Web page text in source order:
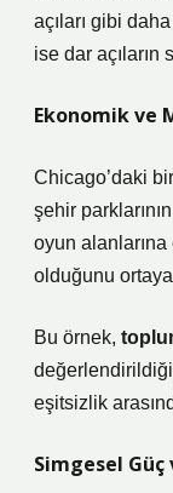
açıları gibi
ise dar açıların
Ekonomik ve
Chicago’daki
şehir
oyun alanlarına
olduğunu
Bu örnek,
eşitsizlik
Simgesel